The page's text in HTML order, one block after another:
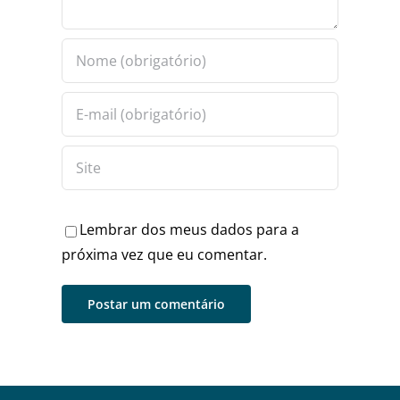
Lembrar dos meus dados para a
próxima vez que eu comentar.